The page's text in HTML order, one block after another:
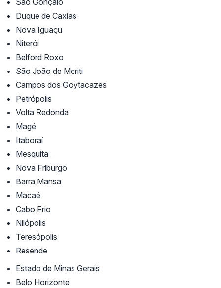
São Gonçalo
Duque de Caxias
Nova Iguaçu
Niterói
Belford Roxo
São João de Meriti
Campos dos Goytacazes
Petrópolis
Volta Redonda
Magé
Itaboraí
Mesquita
Nova Friburgo
Barra Mansa
Macaé
Cabo Frio
Nilópolis
Teresópolis
Resende
Estado de Minas Gerais
Belo Horizonte